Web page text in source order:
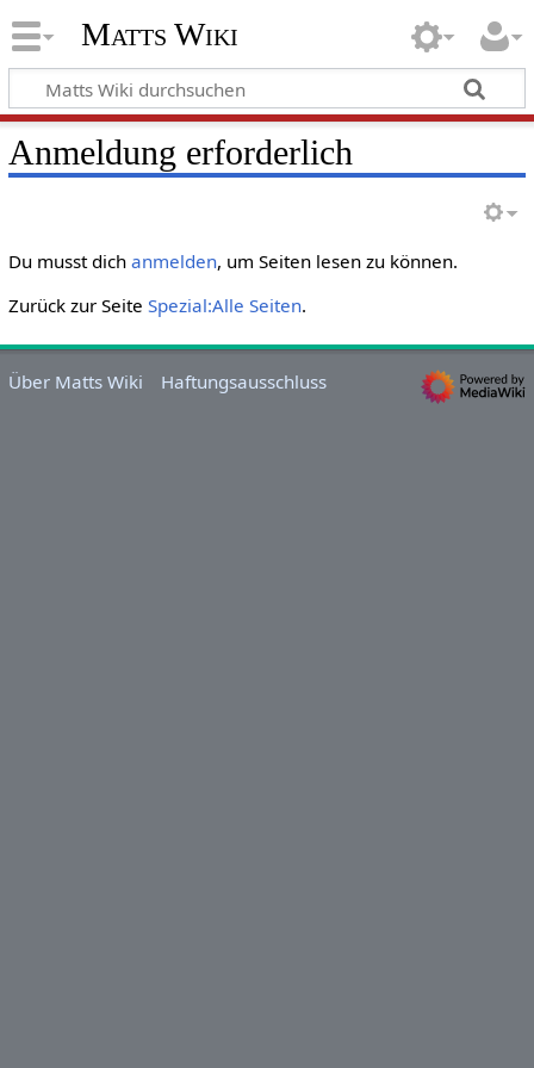
Matts Wiki
Anmeldung erforderlich
Du musst dich anmelden, um Seiten lesen zu können.
Zurück zur Seite Spezial:Alle Seiten.
Über Matts Wiki Haftungsausschluss